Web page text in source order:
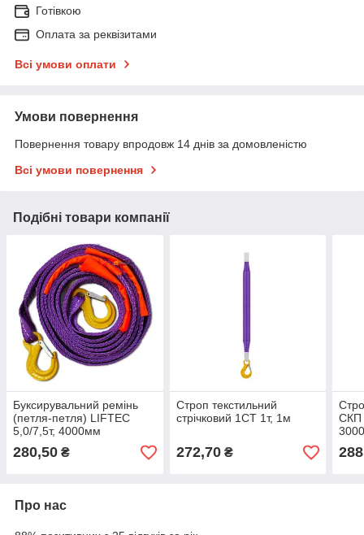
Готівкою
Оплата за реквізитами
Всі умови оплати
Умови повернення
Повернення товару впродовж 14 днів за домовленістю
Всі умови повернення
Подібні товари компанії
Буксирувальний ремінь
(петля-петля) LIFTEC
5,0/7,5т, 4000мм
280,50 ₴
Строп текстильний
стрічковий 1СТ 1т, 1м
272,70₴
СКП
Про нас